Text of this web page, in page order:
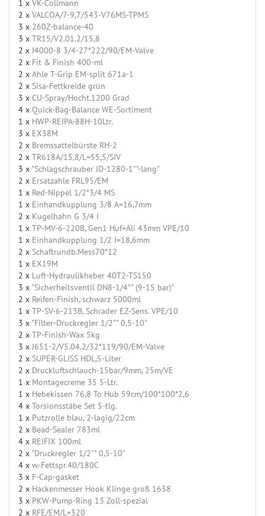
1 x VK-Collmann
2 x VALCOA/7-9,7/543-V76MS-TPMS
3 x 260Z-balance-40
3 x TR15/V2.01.2/15,8
2 xJ4000-8 3/4-27*222/90/EM-Valve
2 x Fit & Finish 400-ml
2 x Ahle T-Grip EM-split 671a-1
2 x Sisa-Fettkreide grün
3 x CU-Spray/Hocht.1200 Grad
4 x Quick-Bag-Balance WE-Sortiment
1 x HWP-REIPA-88H-10Ltr.
3 x EX38M
2 x Bremssattelbürste RH-2
2 x TR618A/15,8/L=55,5/SIV
3 x "Schlagschrauber JD-1280-1""-lang"
2 x Ersatzahle FRL95/EM
1 x Red-Nippel 1/2*3/4 MS
1 x Einhandkupplung 3/8 A=16,7mm
2 x Kugelhahn G 3/4 I
1 x TP-MV-6-220B, Gen1 Huf+Ali 43mm VPE/10
1 x Einhandkupplung 1/2 I=18,6mm
2 x Schaftrundb.Mess70*12
1 x EX19M
2 x Luft-Hydraulikheber 40T2-TS150
3 x "Sicherheitsventil DN8-1/4"" (9-15 bar)"
2 x Reifen-Finish, schwarz 5000ml
1 x TP-SV-6-213B, Schrader EZ-Sens. VPE/10
3 x "Filter-Druckregler 1/2"" 0,5-10"
2 x TP-Finish-Wax 5kg
3 xJ651-2/V5.04.2/32*119/90/EM-Valve
2 x SUPER-GLISS HDL,5-Liter
2 x Druckluftschlauch-15bar/9mm, 25m/VE
1 x Montagecreme 35 5-Ltr.
1 x Hebekissen 76,8 To Hub 59cm/100*100*2,6
4 x Torsionsstäbe Set 5-tlg.
1 x Putzrolle blau, 2-lagig/22cm
2 x Bead-Sealer 783ml
4 x REIFIX 100ml
2 x "Druckregler 1/2"" 0,5-10"
4 x w.-Fettspr.40/180C
3 x F-Cap-gasket
2 x Hackenmesser Hook Klinge groß 1638
3 x PKW-Pump-Ring 13 Zoll-spezial
2 x RFE/EM/L=320